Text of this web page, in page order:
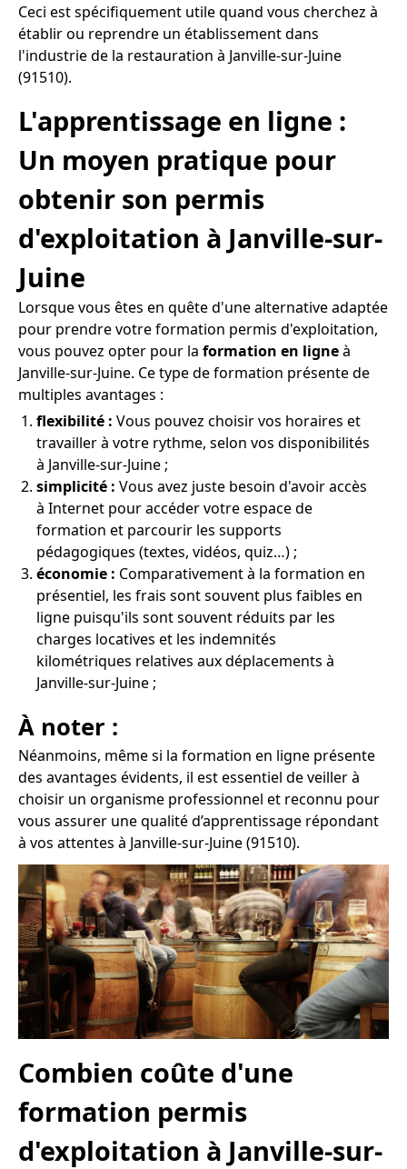
Ceci est spécifiquement utile quand vous cherchez à
établir ou reprendre un établissement dans
l'industrie de la restauration à Janville-sur-Juine
(91510).
L'apprentissage en ligne :
Un moyen pratique pour
obtenir son permis
d'exploitation à Janville-sur-
Juine
Lorsque vous êtes en quête d'une alternative adaptée
pour prendre votre formation permis d'exploitation,
vous pouvez opter pour la formation en ligneà
Janville-sur-Juine. Ce type de formation présente de
multiples avantages :
flexibilité : Vous pouvez choisir vos horaires et
travailler à votre rythme, selon vos disponibilités
à Janville-sur-Juine ;
simplicité : Vous avez juste besoin d'avoir accès
à Internet pour accéder votre espace de
formation et parcourir les supports
pédagogiques (textes, vidéos, quiz…) ;
économie : Comparativement à la formation en
présentiel, les frais sont souvent plus faibles en
ligne puisqu'ils sont souvent réduits par les
charges locatives et les indemnités
kilométriques relatives aux déplacements à
Janville-sur-Juine ;
À noter :
Néanmoins, même si la formation en ligne présente
des avantages évidents, il est essentiel de veiller à
choisir un organisme professionnel et reconnu pour
vous assurer une qualité d’apprentissage répondant
à vos attentes à Janville-sur-Juine (91510).
Combien coûte d'une
formation permis
d'exploitation à Janville-sur-